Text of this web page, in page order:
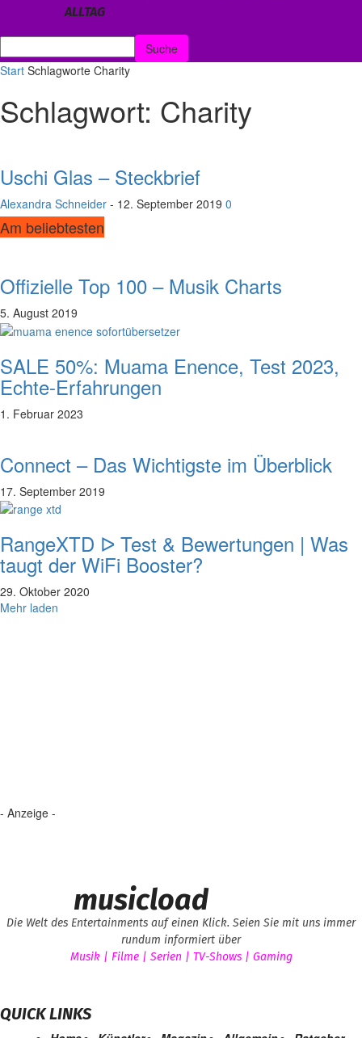
ALLTAG
Start Schlagworte Charity
Schlagwort: Charity
Uschi Glas – Steckbrief
Alexandra Schneider - 12. September 2019 0
Am beliebtesten
Offizielle Top 100 – Musik Charts
5. August 2019
SALE 50%: Muama Enence, Test 2023,
Echte-Erfahrungen
1. Februar 2023
Connect – Das Wichtigste im Überblick
17. September 2019
RangeXTD ᐅ Test & Bewertungen | Was
taugt der WiFi Booster?
29. Oktober 2020
Mehr laden
- Anzeige -
musicload
Die Welt des Entertainments auf einen Klick. Seien Sie mit uns immer
rundum informiert über
Musik | Filme | Serien | TV-Shows | Gaming
QUICK LINKS